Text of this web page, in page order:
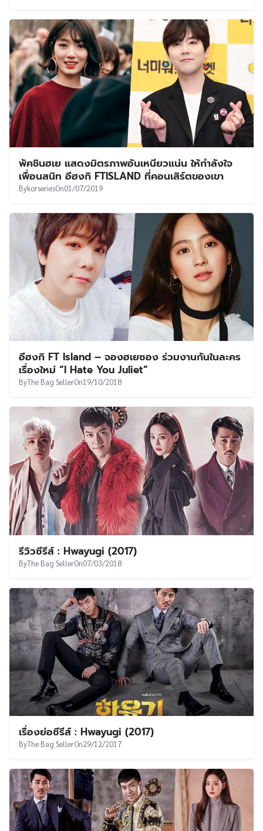
พัคชินฮเย แสดงมิตรภาพอันเหนียวแน่น ให้กำลังใจ
เพื่อนสนิท อีฮงกิ FTISLAND ที่คอนเสิร์ตของเขา
BykorseriesOn01/07/2019
อีฮงกิ FT Island – จองฮเยซอง ร่วมงานกันในละคร
เรื่องใหม่ “I Hate You Juliet”
ByThe Bag SellerOn19/10/2018
รีวิวซีรีส์ : Hwayugi (2017)
ByThe Bag SellerOn07/03/2018
เรื่องย่อซีรีส์ : Hwayugi (2017)
ByThe Bag SellerOn29/12/2017